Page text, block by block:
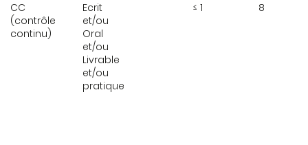
CC
(contrôle
continu)
Ecrit
et/ou
Oral
et/ou
Livrable
et/ou
pratique
≤ 1 8